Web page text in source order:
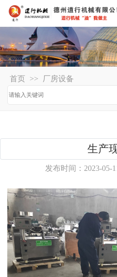
首页 >> 厂房设备
生产
发布时间：2023-05-